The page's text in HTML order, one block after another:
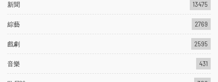
新聞 13475
綜藝 2769
戲劇 2595
音樂 431